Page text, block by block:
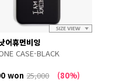
어휴먼비잉
CASE-BLACK
won25,000 (80%)